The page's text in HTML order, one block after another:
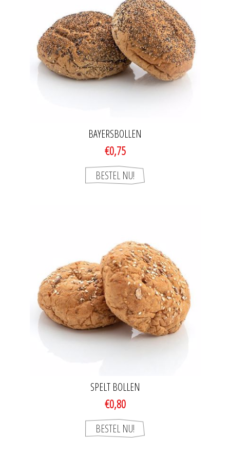
BAYERSBOLLEN
€0,75
SPELT BOLLEN
€0,80